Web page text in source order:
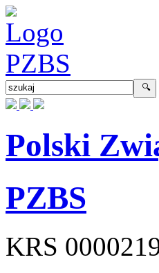
Polski
PZBS
KRS